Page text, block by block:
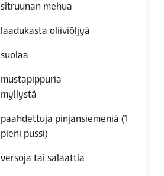
sitruunan mehua
laadukasta oliiviöljyä
suolaa
mustapippuria
myllystä
paahdettuja pinjansiemeniä (1
pieni pussi)
versoja tai salaattia